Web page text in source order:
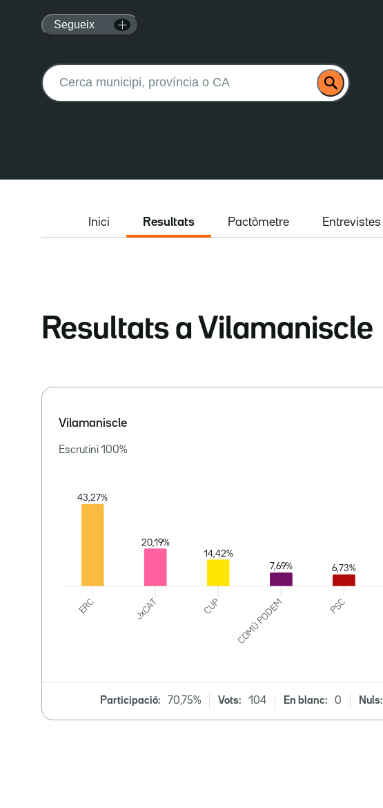
Segueix
Buscar:
Inici Resultats Pactòmetre Entrevistes
Resultats a Vilamaniscle
Vilamaniscle
Escrutini 100%
Participació: 70,75% Vots: 104 En blanc: 0 Nuls: